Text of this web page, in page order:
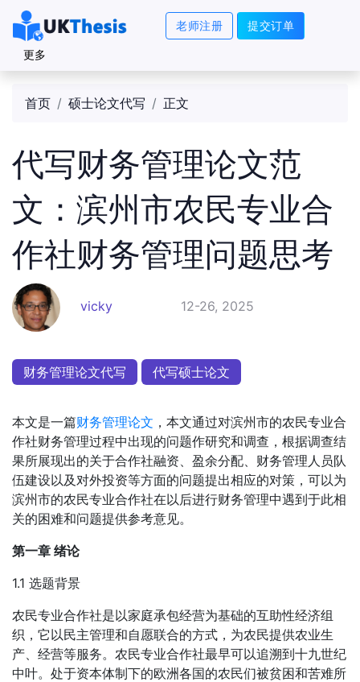
老师注册 提交订单
更多
首页 硕士论文代写 正文
代写财务管理论文范
文：滨州市农民专业合
作社财务管理问题思考
vicky 12-26, 2025
财务管理论文代写 代写硕士论文
本文是一篇财务管理论文 ，本文通过对滨州市的农民专业合
作社财务管理过程中出现的问题作研究和调查，根据调查结
果所展现出的关于合作社融资、盈余分配、财务管理人员队
伍建设以及对外投资等方面的问题提出相应的对策，可以为
滨州市的农民专业合作社在以后进行财务管理中遇到于此相
关的困难和问题提供参考意见。
第一章 绪论
1.1 选题背景
农民专业合作社是以家庭承包经营为基础的互助性经济组
织，它以民主管理和自愿联合的方式，为农民提供农业生
产、经营等服务。农民专业合作社最早可以追溯到十九世纪
中叶。处于资本体制下的欧洲各国的农民们被贫困和苦难所